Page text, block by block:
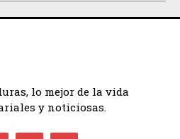
lo mejor de la vida
y noticiosas.